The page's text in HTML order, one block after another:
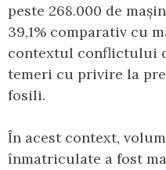
peste 268.000 de
39,1% comparativ cu
contextul conflictului
temeri cu privire la
fosili.
În acest context,
înmatriculate a fost